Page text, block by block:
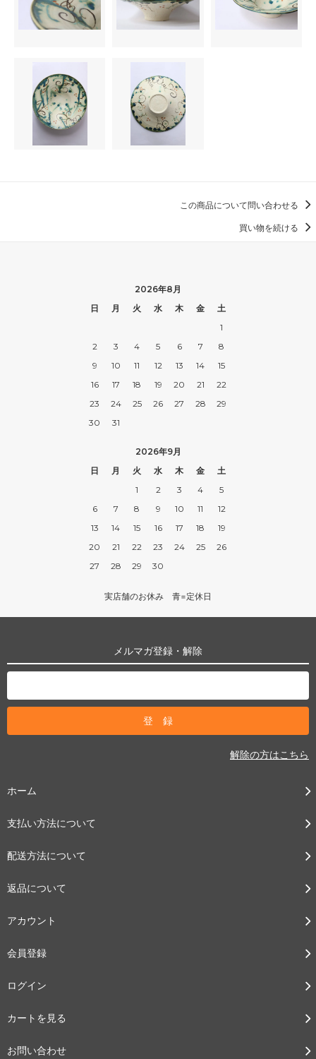
この商品について問い合わせる
買い物を続ける
2026年8月
日
月 火 水 木 金
土
1
2
3 4 5 6 7
8
9
10 11 12 13 14
15
16
17 18 19 20 21
22
23
24 25 26 27 28
29
30
31
2026年9月
日
月 火 水 木 金
土
1
2 3 4
5
6
7 8 9 10 11
12
13
14 15 16 17 18
19
20
21 22 23 24 25
26
27
28 29 30
実店舗のお休み 青=定休日
メルマガ登録・解除
解除の方はこちら
ホーム
支払い方法について
配送方法について
返品について
アカウント
会員登録
ログイン
カートを見る
お問い合わせ